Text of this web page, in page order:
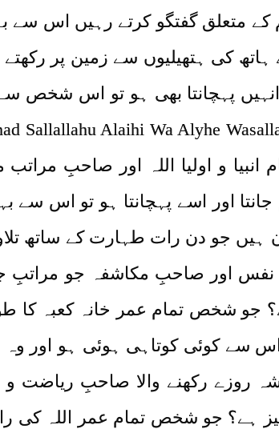
متعلق گفتگو کرتے رہیں اس
کی ہتھیلیوں سے زمین پر رکھتے
پہچانتا بھی ہو تو اس شخص
انبیا و اولیا اللہ اور صاحبِ
اور اسے پہچانتا ہو تو اس سے
جو دن رات طہارت کے ساتھ
اور صاحبِ مکاشفہ جو مراتبِ
جو شخص تمام عمر خانہ کعبہ کا
سے کوئی کوتاہی ہوئی ہو اور
روزے رکھنے والا صاحبِ ریاضت
ہے؟ جو شخص تمام عمر اللہ کی